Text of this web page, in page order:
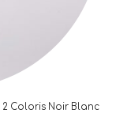
2 Coloris Noir Blanc